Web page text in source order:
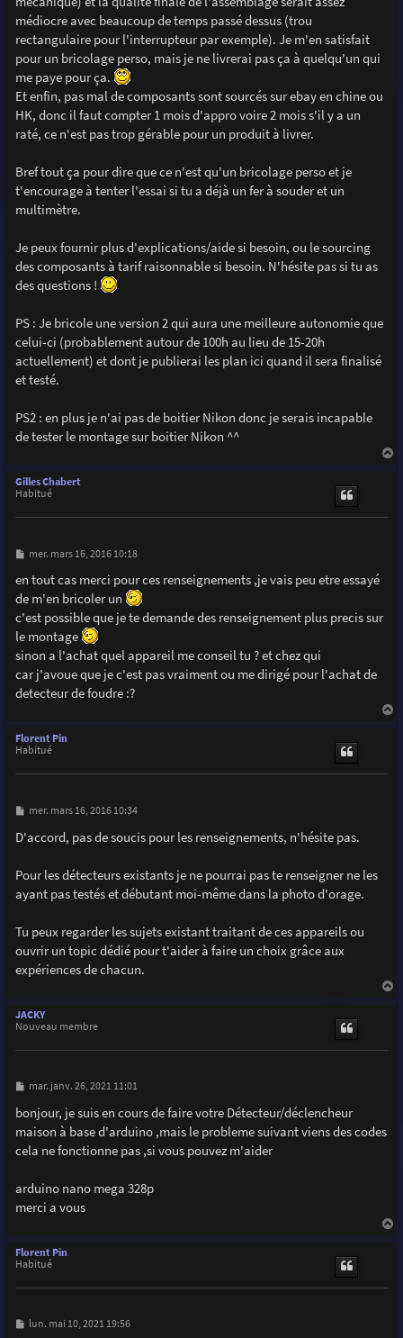
médiocre avec beaucoup de temps passé dessus (trou
rectangulaire pour l'interrupteur par exemple). Je m'en satisfait
pour un bricolage perso, mais je ne livrerai pas ça à quelqu'un qui
me paye pour ça.
Et enfin, pas mal de composants sont sourcés sur ebay en chine ou
HK, donc il faut compter 1 mois d'appro voire 2 mois s'il y a un
raté, ce n'est pas trop gérable pour un produit à livrer.
Bref tout ça pour dire que ce n'est qu'un bricolage perso et je
t'encourage à tenter l'essai si tu a déjà un fer à souder et un
multimètre.
Je peux fournir plus d'explications/aide si besoin, ou le sourcing
des composants à tarif raisonnable si besoin. N'hésite pas si tu as
des questions !
PS : Je bricole une version 2 qui aura une meilleure autonomie que
celui-ci (probablement autour de 100h au lieu de 15-20h
actuellement) et dont je publierai les plan ici quand il sera finalisé
et testé.
PS2 : en plus je n'ai pas de boitier Nikon donc je serais incapable
de tester le montage sur boitier Nikon ^^
Gilles Chabert
Habitué
M
s
s
a
e
mer. mars 16, 2016 10:18
en tout cas merci pour ces renseignements ,je vais peu etre essayé
de m'en bricoler un
c'est possible que je te demande des renseignement plus precis sur
le montage
sinon a l'achat quel appareil me conseil tu ? et chez qui
car j'avoue que je c'est pas vraiment ou me dirigé pour l'achat de
detecteur de foudre :?
Florent Pin
Habitué
M
s
s
e
mer. mars 16, 2016 10:34
D'accord, pas de soucis pour les renseignements, n'hésite pas.
Pour les détecteurs existants je ne pourrai pas te renseigner ne les
ayant pas testés et débutant moi-même dans la photo d'orage.
Tu peux regarder les sujets existant traitant de ces appareils ou
ouvrir un topic dédié pour t'aider à faire un choix grâce aux
expériences de chacun.
JACKY
Nouveau membre
M
s
s
a
g
e
mar. janv. 26, 2021 11:01
bonjour, je suis en cours de faire votre Détecteur/déclencheur
maison à base d'arduino ,mais le probleme suivant viens des codes
cela ne fonctionne pas ,si vous pouvez m'aider
arduino nano mega 328p
merci a vous
Florent Pin
Habitué
Mlun. mai 10, 2021 19:56